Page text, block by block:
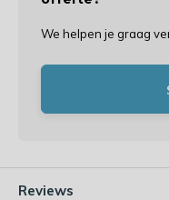
We helpen je graag
Reviews